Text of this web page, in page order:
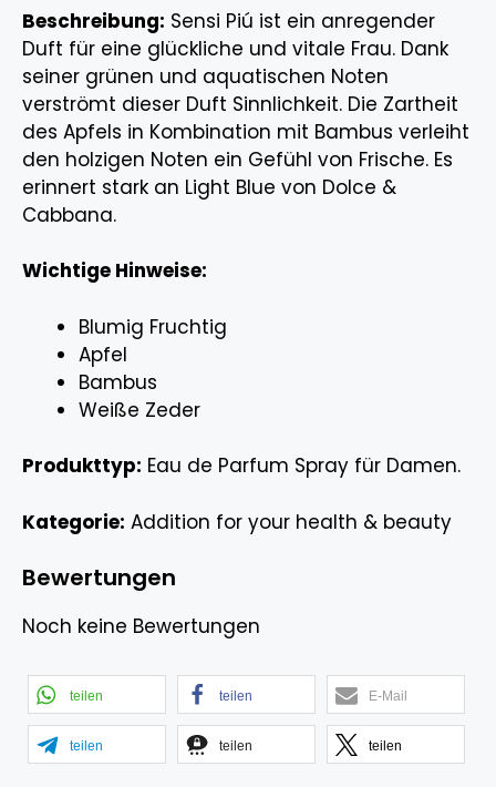
Beschreibung: Sensi Piú ist ein anregender
Duft für eine glückliche und vitale Frau. Dank
seiner grünen und aquatischen Noten
verströmt dieser Duft Sinnlichkeit. Die Zartheit
des Apfels in Kombination mit Bambus verleiht
den holzigen Noten ein Gefühl von Frische. Es
erinnert stark an Light Blue von Dolce &
Cabbana.
Wichtige Hinweise:
Blumig Fruchtig
Apfel
Bambus
Weiße Zeder
Produkttyp: Eau de Parfum Spray für Damen.
Kategorie: Addition for your health & beauty
Bewertungen
Noch keine Bewertungen
teilen teilen E-Mail
teilen teilen teilen